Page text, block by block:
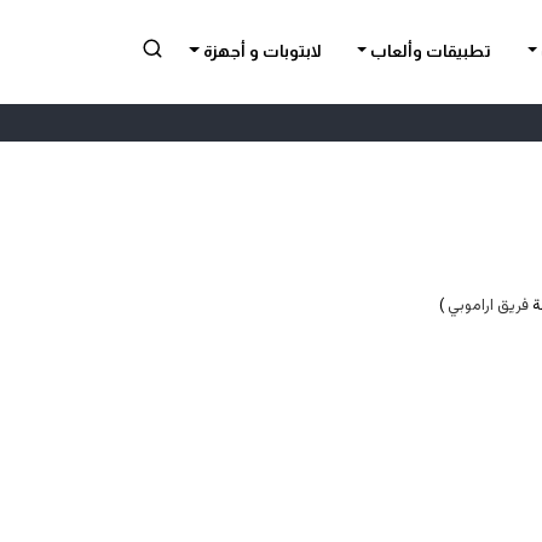
تطبيقات وألعاب لابتوبات و أجهزة
فريق اراموبي )